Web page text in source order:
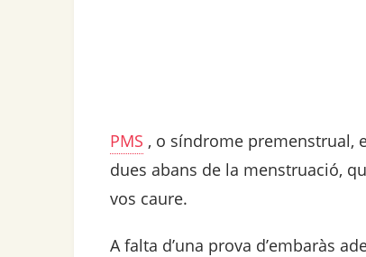
PMS , o síndrome premenstrual,
dues abans de la menstruació,
vos caure.
A falta d’una prova d’embaràs